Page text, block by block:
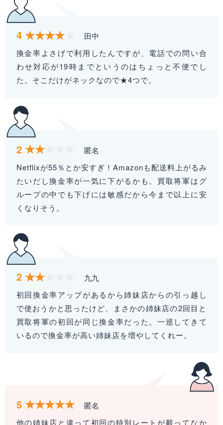
4
田中
換金率よさげで利用したんですが、電話での問い合
わせ対応が19時までというのはちょっと不便でし
た。そこだけがネックなので★4つで。
2
匿名
Netflixが55％とか安すぎ！Amazonも配送料上がるみ
たいだし換金率が一気に下がるかも。買取将軍はグ
ループの中でも下げには敏感だから今まで以上に安
くなりそう。
2
九九
初回換金率アップがあるから姉妹店からの引っ越し
で使おうかと思ったけど、まさかの姉妹店の2回目と
買取将軍の初回が同じ換金率だった。一巡してきて
いるので換金率が高い姉妹店を増やしてくれー。
5
匿名
他の姉妹店と違って初回の特別レートが載ってなか